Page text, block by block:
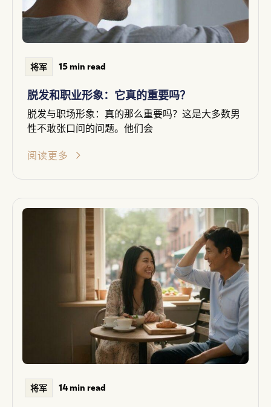
将军 15 min read
脱发和职业形象：它真的重要吗？
脱发与职场形象：真的那么重要吗？这是大多数男
性不敢张口问的问题。他们会
阅读更多
将军 14 min read